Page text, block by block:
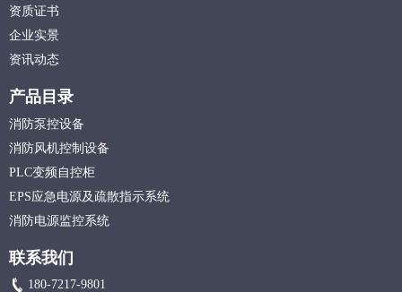
资质证书
企业实景
资讯动态
产品目录
消防泵控设备
消防风机控制设备
PLC变频自控柜
EPS应急电源及疏散指示系统
消防电源监控系统
联系我们
180-7217-9801